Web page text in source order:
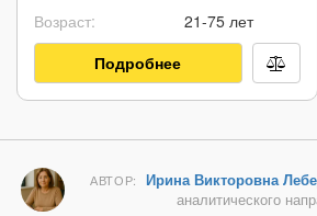
Возраст:
21-75 лет
Подробнее
АВТОР: Ирина Викторовна
аналитического